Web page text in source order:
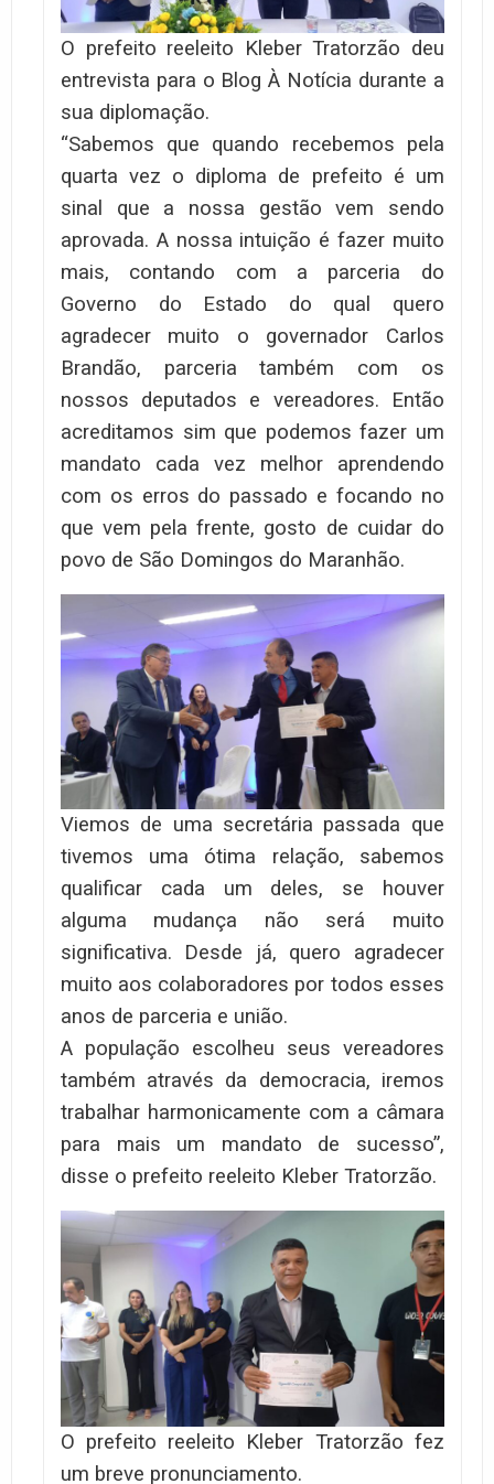
O prefeito reeleito Kleber Tratorzão deu
entrevista para o Blog À Notícia durante a
sua diplomação.
“Sabemos que quando recebemos pela
quarta vez o diploma de prefeito é um
sinal que a nossa gestão vem sendo
aprovada. A nossa intuição é fazer muito
mais, contando com a parceria do
Governo do Estado do qual quero
agradecer muito o governador Carlos
Brandão, parceria também com os
nossos deputados e vereadores. Então
acreditamos sim que podemos fazer um
mandato cada vez melhor aprendendo
com os erros do passado e focando no
que vem pela frente, gosto de cuidar do
povo de São Domingos do Maranhão.
Viemos de uma secretária passada que
tivemos uma ótima relação, sabemos
qualificar cada um deles, se houver
alguma mudança não será muito
significativa. Desde já, quero agradecer
muito aos colaboradores por todos esses
anos de parceria e união.
A população escolheu seus vereadores
também através da democracia, iremos
trabalhar harmonicamente com a câmara
para mais um mandato de sucesso”,
disse o prefeito reeleito Kleber Tratorzão.
O prefeito reeleito Kleber Tratorzão fez
um breve pronunciamento.